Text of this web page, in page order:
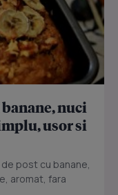
banane, nuci
usor si
post cu banane,
aromat, fara